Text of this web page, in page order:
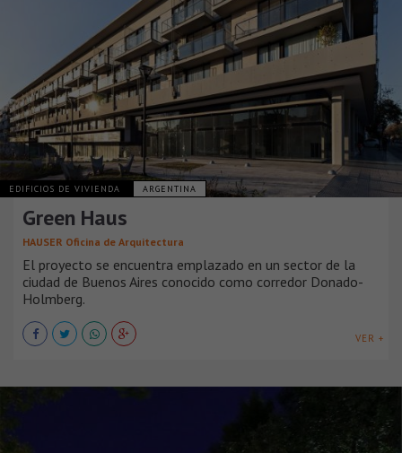
EDIFICIOS DE VIVIENDA ARGENTINA
Green Haus
HAUSER Oficina de Arquitectura
El proyecto se encuentra emplazado en un sector de la
ciudad de Buenos Aires conocido como corredor Donado-
Holmberg.
VER +